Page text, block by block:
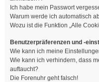
Ich habe mein Passwort
Warum werde ich automatisch
Wozu ist die Funktion „Alle
Benutzerpräferenzen und -
Wie kann ich meine
Wie kann ich verhindern, dass
auftaucht?
Die Forenuhr geht falsch!